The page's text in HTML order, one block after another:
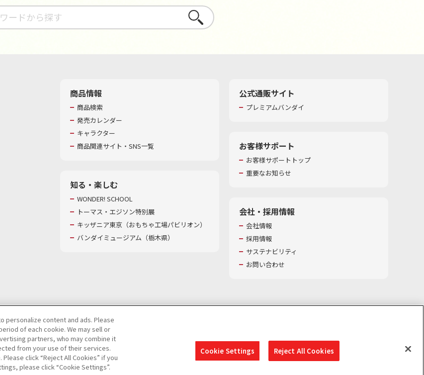
さがす
商品情報
商品検索
発売カレンダー
キャラクター
商品関連サイト・SNS一覧
知る・楽しむ
WONDER! SCHOOL
トーマス・エジソン特別展
キッザニア東京（おもちゃ工場パビリオン）​
バンダイミュージアム（栃木県）
公式通販サイト
プレミアムバンダイ
お客様サポート
お客様サポートトップ
重要なお知らせ
会社・採用情報
会社情報
採用情報
サステナビリティ
お問い合わせ
情報等の取り扱いに関する保護方針
マーハラスメントに対する基本的な対応方針
personalize content and ads. Please
of each cookie. We may sell or
partners, who may combine it
from your use of their services.
click “Reject All Cookies” if you
please click “Cookie Settings”.
Cookie Settings Reject All Cookies